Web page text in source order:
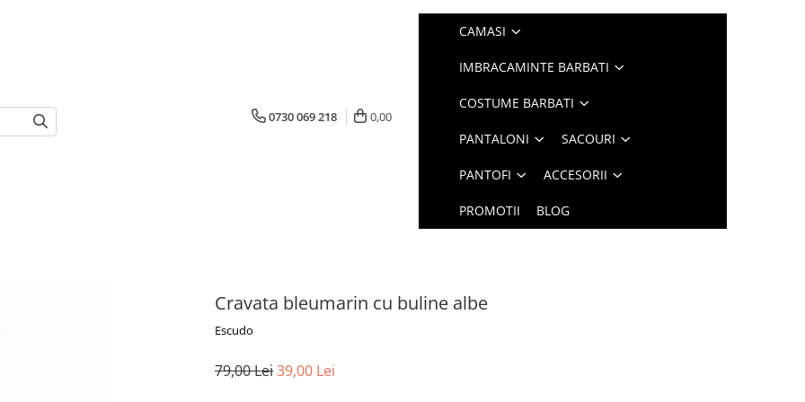
0730 069 218 0,00
CAMASI
IMBRACAMINTE BARBATI
COSTUME BARBATI
PANTALONI SACOURI
PANTOFI ACCESORII
PROMOTII BLOG
Cravata bleumarin cu buline albe
Escudo
79,00 Lei39,00 Lei